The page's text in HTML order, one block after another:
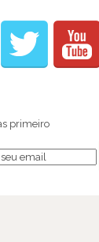
primeiro